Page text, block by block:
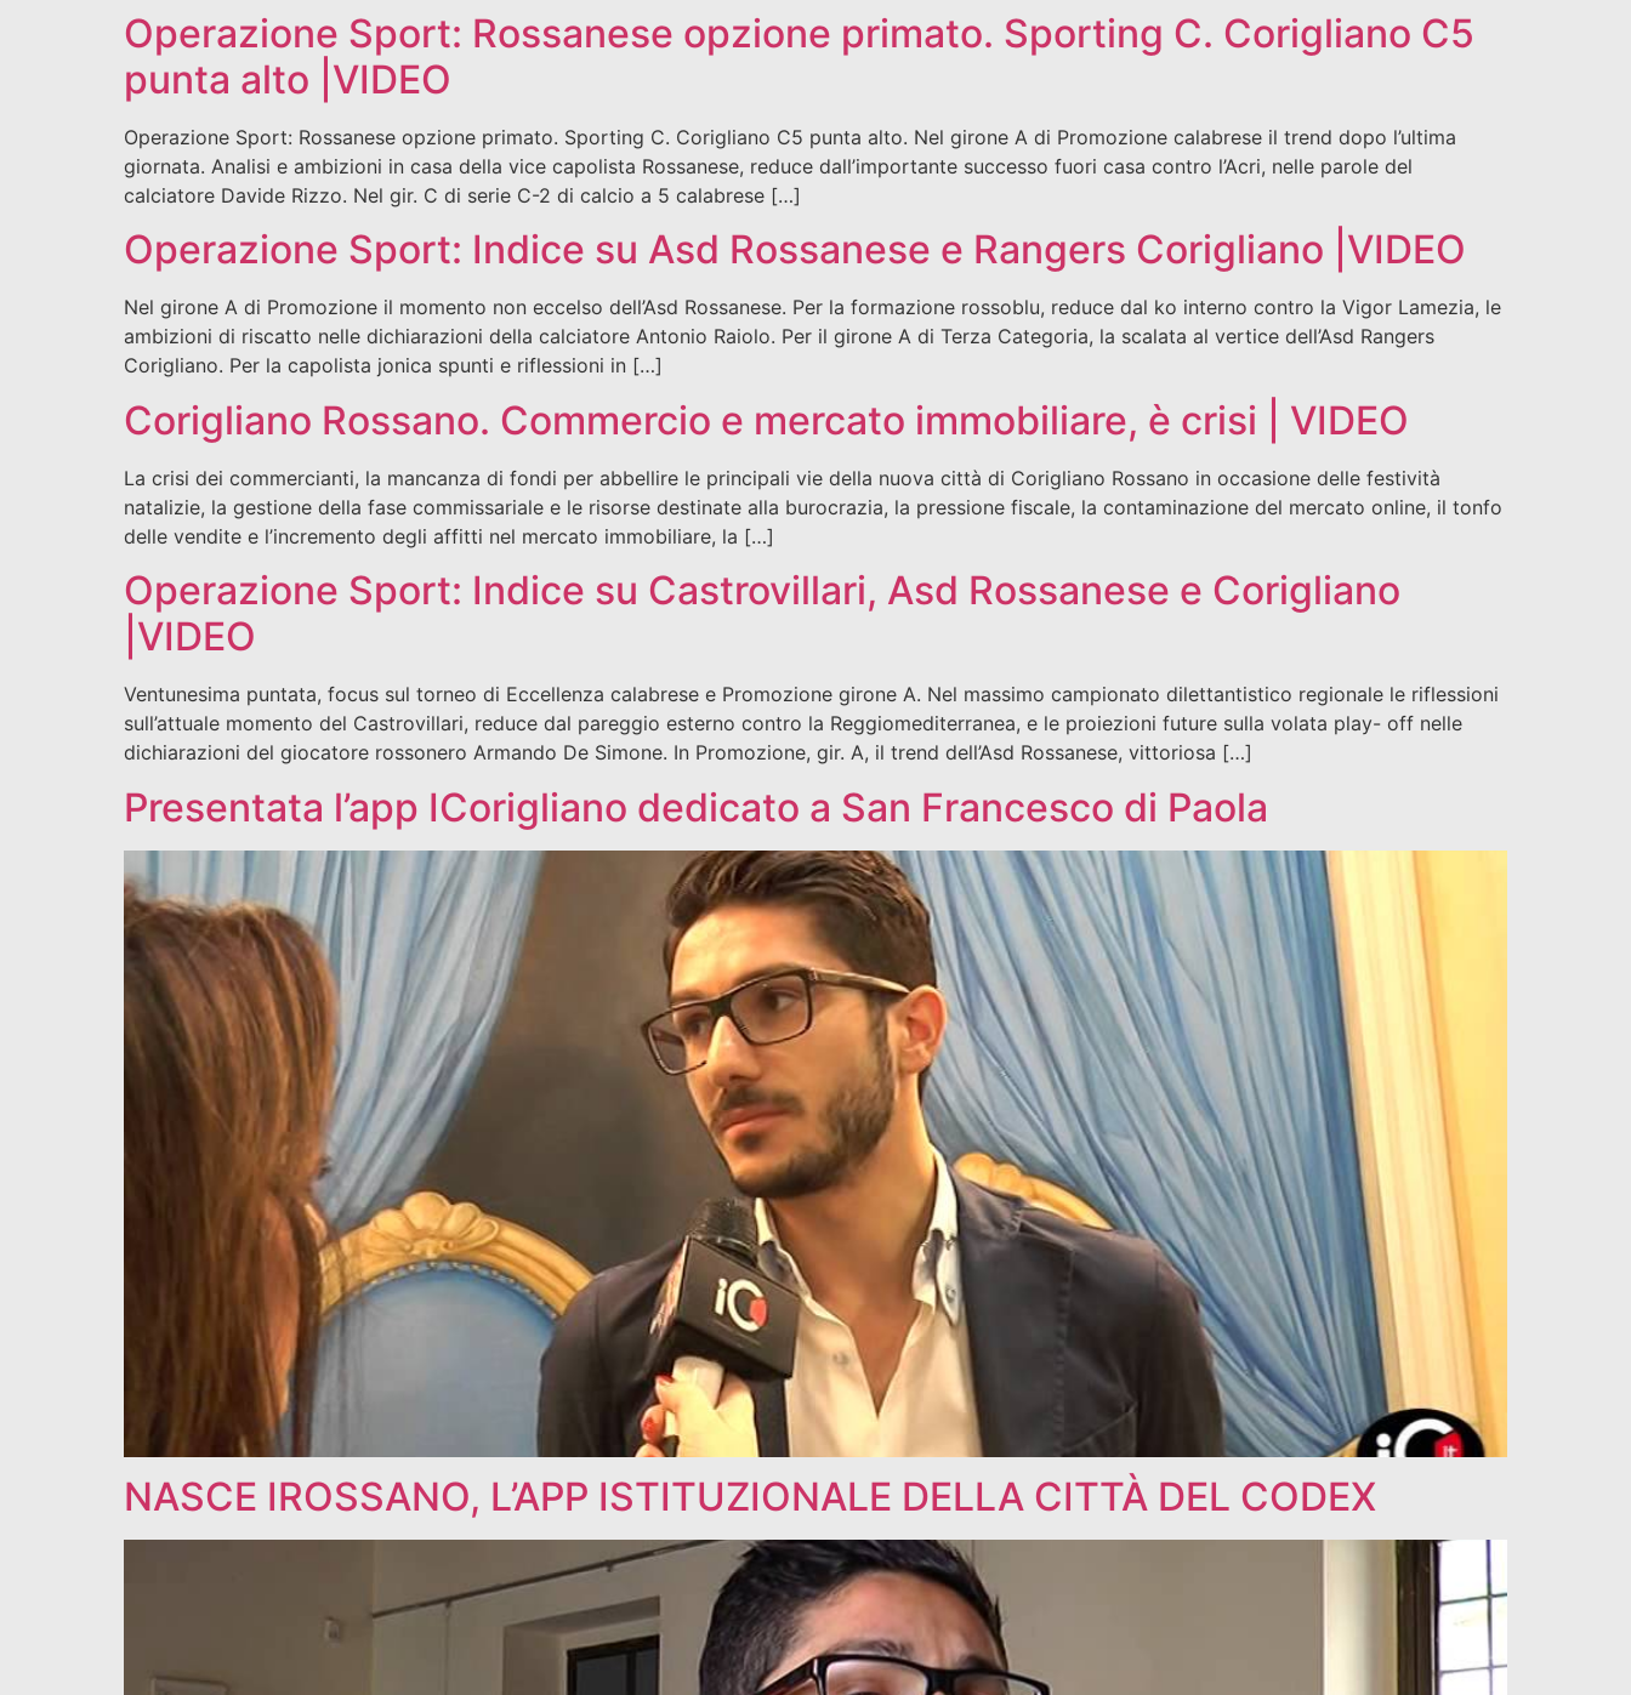
Operazione Sport: Rossanese opzione primato. Sporting C. Corigliano C5
punta alto |VIDEO
Operazione Sport: Rossanese opzione primato. Sporting C. Corigliano C5 punta alto. Nel girone A di Promozione calabrese il trend dopo l’ultima
giornata. Analisi e ambizioni in casa della vice capolista Rossanese, reduce dall’importante successo fuori casa contro l’Acri, nelle parole del
calciatore Davide Rizzo. Nel gir. C di serie C-2 di calcio a 5 calabrese […]
Operazione Sport: Indice su Asd Rossanese e Rangers Corigliano |VIDEO
Nel girone A di Promozione il momento non eccelso dell’Asd Rossanese. Per la formazione rossoblu, reduce dal ko interno contro la Vigor Lamezia, le
ambizioni di riscatto nelle dichiarazioni della calciatore Antonio Raiolo. Per il girone A di Terza Categoria, la scalata al vertice dell’Asd Rangers
Corigliano. Per la capolista jonica spunti e riflessioni in […]
Corigliano Rossano. Commercio e mercato immobiliare, è crisi | VIDEO
La crisi dei commercianti, la mancanza di fondi per abbellire le principali vie della nuova città di Corigliano Rossano in occasione delle festività
natalizie, la gestione della fase commissariale e le risorse destinate alla burocrazia, la pressione fiscale, la contaminazione del mercato online, il tonfo
delle vendite e l’incremento degli affitti nel mercato immobiliare, la […]
Operazione Sport: Indice su Castrovillari, Asd Rossanese e Corigliano
|VIDEO
Ventunesima puntata, focus sul torneo di Eccellenza calabrese e Promozione girone A. Nel massimo campionato dilettantistico regionale le riflessioni
sull’attuale momento del Castrovillari, reduce dal pareggio esterno contro la Reggiomediterranea, e le proiezioni future sulla volata play- off nelle
dichiarazioni del giocatore rossonero Armando De Simone. In Promozione, gir. A, il trend dell’Asd Rossanese, vittoriosa […]
Presentata l’app ICorigliano dedicato a San Francesco di Paola
NASCE IROSSANO, L’APP ISTITUZIONALE DELLA CITTÀ DEL CODEX